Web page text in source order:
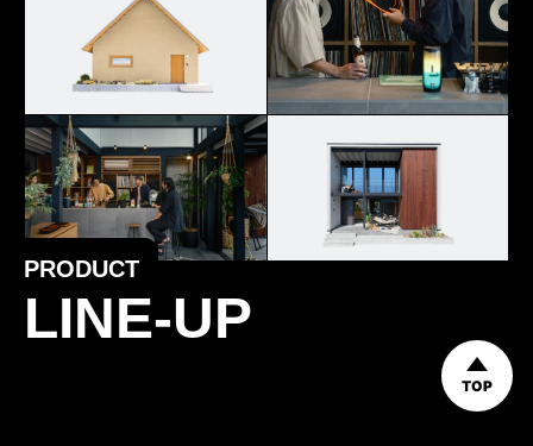
PRODUCT
LINE-UP
TOP